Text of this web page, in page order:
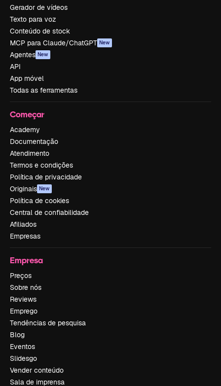
Gerador de vídeos
Texto para voz
Conteúdo de stock
MCP para Claude/ChatGPT New
Agentes New
API
App móvel
Todas as ferramentas
Começar
Academy
Documentação
Atendimento
Termos e condições
Política de privacidade
Originais New
Política de cookies
Central de confiabilidade
Afiliados
Empresas
Empresa
Preços
Sobre nós
Reviews
Emprego
Tendências de pesquisa
Blog
Eventos
Slidesgo
Vender conteúdo
Sala de imprensa